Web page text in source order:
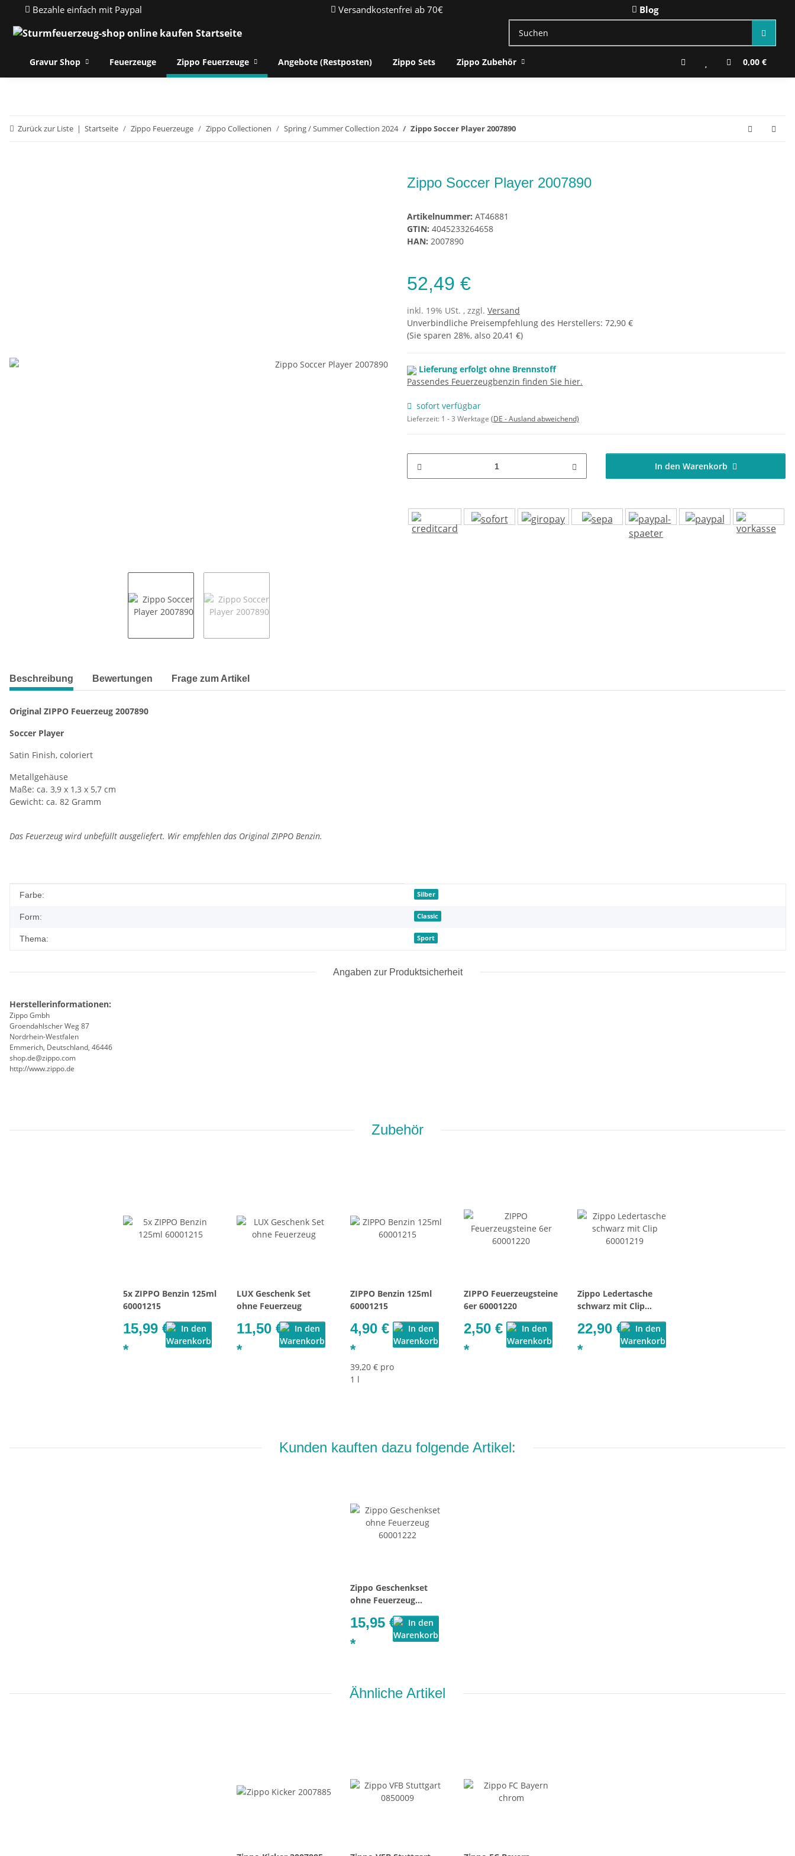
Bezahle einfach mit Paypal Versandkostenfrei ab 70€ Blog
Gravur Shop Feuerzeuge Zippo Feuerzeuge Angebote (Restposten) Zippo Sets Zippo Zubehör 0,00 €
Zurück zur Liste Startseite Zippo Feuerzeuge Zippo Collectionen Spring / Summer Collection 2024 Zippo Soccer Player 2007890
Zippo Soccer Player 2007890
Artikelnummer: AT46881
GTIN: 4045233264658
HAN: 2007890
52,49 €
inkl. 19% USt. , zzgl. Versand
Unverbindliche Preisempfehlung des Herstellers: 72,90 €
(Sie sparen 28%, also 20,41 €)
Lieferung erfolgt ohne Brennstoff
Passendes Feuerzeugbenzin finden Sie hier.
sofort verfügbar
Lieferzeit: 1 - 3 Werktage (DE - Ausland abweichend)
In den Warenkorb
weitere Registerkarten anzeigen
Beschreibung Bewertungen Frage zum Artikel
Original ZIPPO Feuerzeug 2007890
Soccer Player
Satin Finish, coloriert
Metallgehäuse
Maße: ca. 3,9 x 1,3 x 5,7 cm
Gewicht: ca. 82 Gramm
Das Feuerzeug wird unbefüllt ausgeliefert. Wir empfehlen das Original ZIPPO Benzin.
Produkteigenschaft
Wert
Farbe: Silber
Form: Classic
Thema: Sport
Angaben zur Produktsicherheit
Herstellerinformationen:
Zippo Gmbh
Groendahlscher Weg 87
Nordrhein-Westfalen
Emmerich, Deutschland, 46446
shop.de@zippo.com
http://www.zippo.de
Zubehör
5x ZIPPO Benzin 125ml
60001215
15,99 €
*
LUX Geschenk Set
ohne Feuerzeug
11,50 €
*
ZIPPO Benzin 125ml
60001215
4,90 €
*
39,20 € pro
1 l
ZIPPO Feuerzeugsteine
6er 60001220
2,50 €
*
Zippo Ledertasche
schwarz mit Clip
22,90 €
*
Kunden kauften dazu folgende Artikel:
Zippo Geschenkset
ohne Feuerzeug
15,95 €
*
Ähnliche Artikel